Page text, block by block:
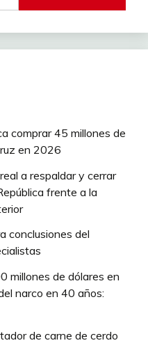
comprar 45 millones de
en 2026
a respaldar y cerrar
frente a la
conclusiones del
millones de dólares en
narco en 40 años:
de carne de cerdo